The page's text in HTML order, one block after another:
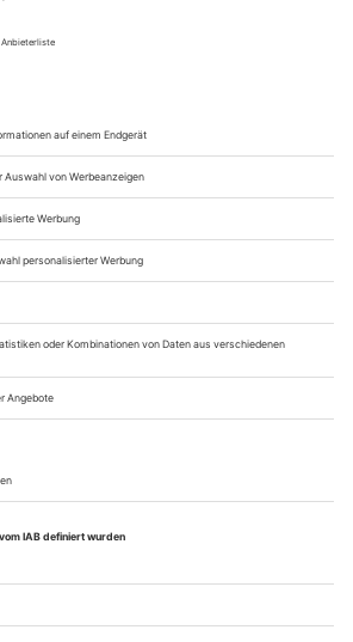
sie Politikern zu erklären. Unsere
Greif- und ­Mess­bares wertzuschätzen.
um das Ephemere, um Andeutung, um
leisten Tänzer in den verschiedenen
Legrand verwandeln in Hamburg Ferenc
Tanzmelodram.
Vorortmacker, Karussellausrufer und
reißt einen «Dienstmädchenkäfer» auf
prompt mit seiner Chefin und
Frau Muskat. Klar, dass er auf der
hat er aber auch noch dieses Mädel am
Zuneigung er keine Antwort
Kritikerumfrage Newsletter